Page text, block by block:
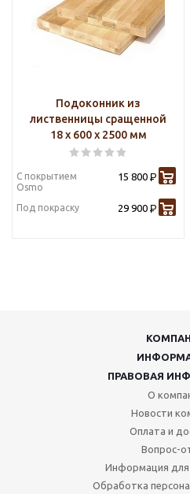
Подоконник из
лиственницы сращенной
18 х 600 х 2500 мм
С покрытием
Osmo
15 800 Р
Под покраску 29 900 Р
ПРАВОВАЯ
О
Новости
Оплата и
Вопрос-
Информация для
Обработка